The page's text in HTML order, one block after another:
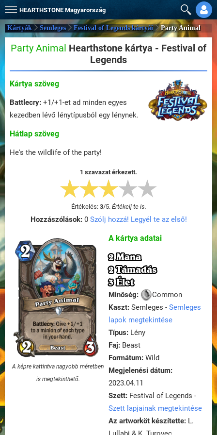
HEARTHSTONE Magyarország
Kártyák Semleges Festival of Legends kártyái Party Animal
Party Animal Hearthstone kártya - Festival of
Legends
Kártya szöveg
Battlecry: +1/+1-et ad minden egyes
kezedben lévő lénytípusból egy lénynek.
Hátlap szöveg
He's the wildlife of the party!
1 szavazat érkezett.
Értékelés: 3/5. Értékelj te is.
Hozzászólások:0 Szólj hozzá! Legyél te az első!
A képre kattintva nagyobb méretben
is megtekinthető.
A kártya adatai
2 Mana
2 Támadás
3 Élet
Minőség:
Common
Kaszt: Semleges - Semleges
lapok megtekintése
Típus: Lény
Faj: Beast
Formátum: Wild
Megjelenési dátum:
2023.04.11
Szett: Festival of Legends -
Szett lapjainak megtekintése
Az artworköt készítette: L.